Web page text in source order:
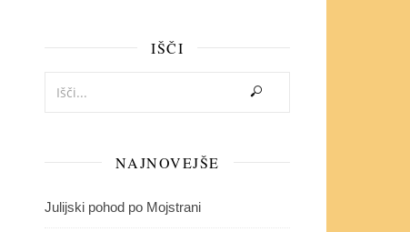
IŠČI
NAJNOVEJŠE
Julijski pohod po Mojstrani